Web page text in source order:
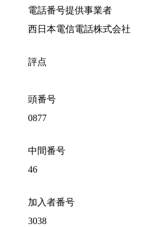
電話番号提供事業者
西日本電信電話株式会社
評点
頭番号
0877
中間番号
46
加入者番号
3038